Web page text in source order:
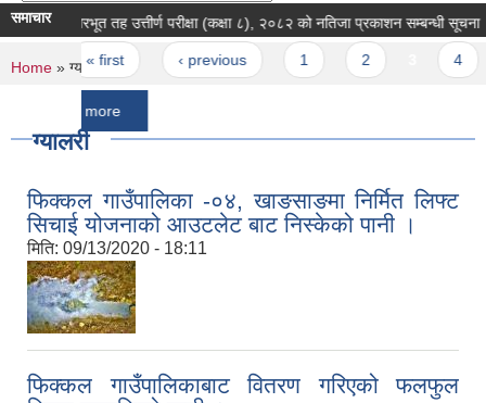
समाचार
आधारभूत तह उत्तीर्ण परीक्षा (कक्षा ८), २०८२ को नतिजा प्रकाशन सम्बन्धी सूचना ।
Pages
« first ‹ previous 1 2 3 5
You are here
Home » ग्यालरी
ग्यालरी
फिक्कल गाउँपालिका -०४, खाङसाङमा निर्मित लिफ्ट
सिचाई योजनाको आउटलेट बाट निस्केको पानी ।
मिति: 09/13/2020 - 18:11
फिक्कल गाउँपालिकाबाट वितरण गरिएको फलफुल